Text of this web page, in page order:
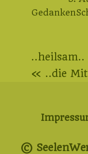
« ..die
©